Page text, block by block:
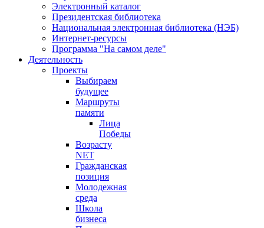
Электронный каталог
Президентская библиотека
Национальная электронная библиотека (НЭБ)
Интернет-ресурсы
Программа "На самом деле"
Деятельность
Проекты
Выбираем
будущее
Маршруты
памяти
Лица
Победы
Возрасту
NET
Гражданская
позиция
Молодежная
среда
Школа
бизнеса